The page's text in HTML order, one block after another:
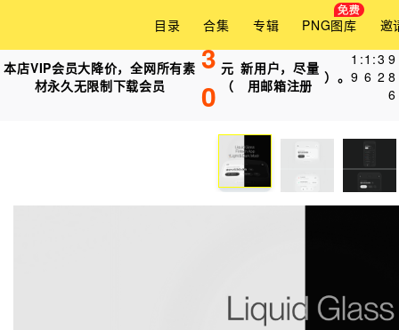
本店VIP会员大降价，全网所有素
材永久无限制下载会员
3
0
元
（
新用户，尽量
用邮箱注册
）。
1
9
:1
6
:3
2
8
0
6
目录 合集 专辑 PNG图库 邀